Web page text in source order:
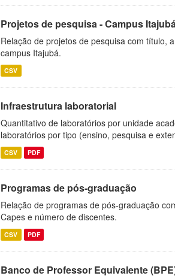
Projetos de pesquisa - Campus
Relação de projetos de pesquisa com título,
campus Itajubá.
CSV
Infraestrutura laboratorial
Quantitativo de laboratórios por unidade
laboratórios por tipo (ensino, pesquisa e
CSV PDF
Programas de pós-graduação
Relação de programas de pós-graduação
Capes e número de discentes.
CSV PDF
Banco de Professor Equivalente